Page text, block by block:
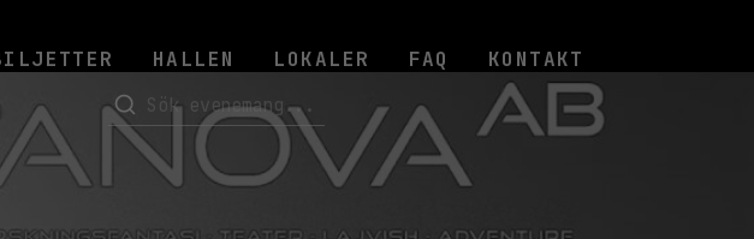
HALLEN LOKALER FAQ KONTAKT